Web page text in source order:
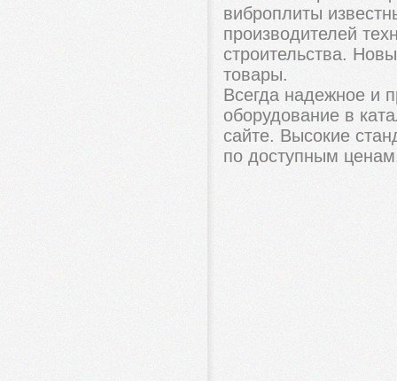
виброплиты
производителей
строительства.
товары.
Всегда надежное и
оборудование в
сайте. Высокие
по доступным